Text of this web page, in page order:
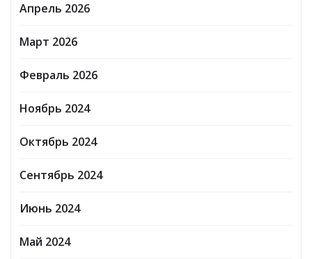
Апрель 2026
Март 2026
Февраль 2026
Ноябрь 2024
Октябрь 2024
Сентябрь 2024
Июнь 2024
Май 2024